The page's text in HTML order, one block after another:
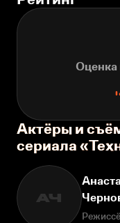
Оценка
Актёры и
сериала
АЧ